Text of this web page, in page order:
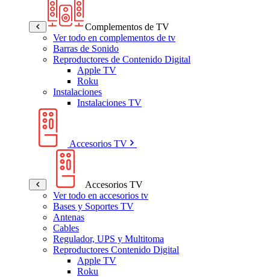
Complementos de TV
Ver todo en complementos de tv
Barras de Sonido
Reproductores de Contenido Digital
Apple TV
Roku
Instalaciones
Instalaciones TV
Accesorios TV
Accesorios TV
Ver todo en accesorios tv
Bases y Soportes TV
Antenas
Cables
Regulador, UPS y Multitoma
Reproductores Contenido Digital
Apple TV
Roku